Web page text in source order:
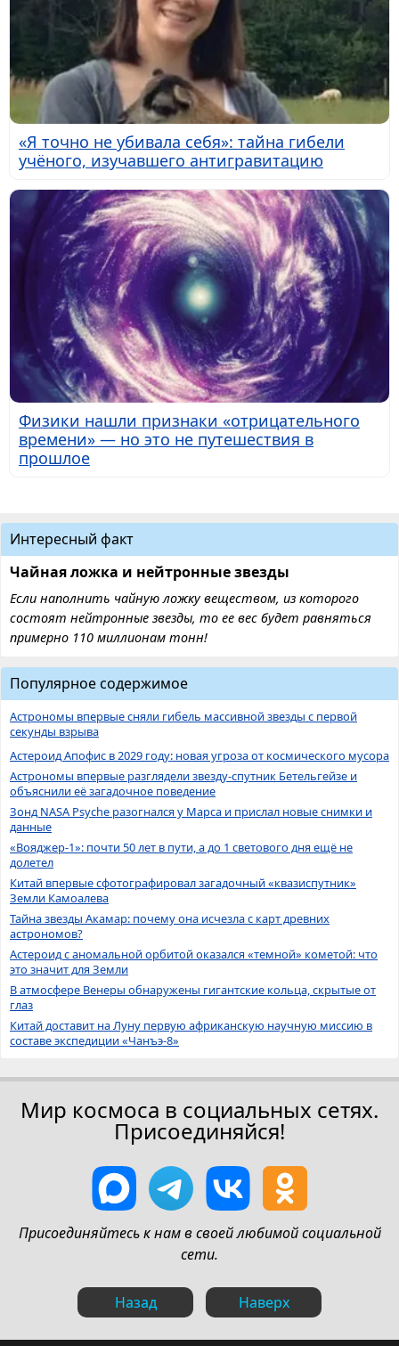
«Я точно не убивала себя»: тайна гибели
учёного, изучавшего антигравитацию
Физики нашли признаки «отрицательного
времени» — но это не путешествия в
прошлое
Интересный факт
Чайная ложка и нейтронные звезды
Если наполнить чайную ложку веществом, из которого
состоят нейтронные звезды, то ее вес будет равняться
примерно 110 миллионам тонн!
Популярное содержимое
Астрономы впервые сняли гибель массивной звезды с первой
секунды взрыва
Астероид Апофис в 2029 году: новая угроза от космического мусора
Астрономы впервые разглядели звезду-спутник Бетельгейзе и
объяснили её загадочное поведение
Зонд NASA Psyche разогнался у Марса и прислал новые снимки и
данные
«Вояджер-1»: почти 50 лет в пути, а до 1 светового дня ещё не
долетел
Китай впервые сфотографировал загадочный «квазиспутник»
Земли Камоалева
Тайна звезды Акамар: почему она исчезла с карт древних
астрономов?
Астероид с аномальной орбитой оказался «темной» кометой: что
это значит для Земли
В атмосфере Венеры обнаружены гигантские кольца, скрытые от
глаз
Китай доставит на Луну первую африканскую научную миссию в
составе экспедиции «Чанъэ-8»
Мир космоса в социальных сетях.
Присоединяйся!
Присоединяйтесь к нам в своей любимой социальной
сети.
Назад Наверх